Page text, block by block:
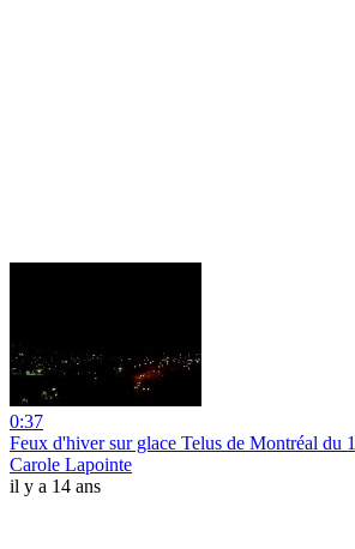
0:37
Feux d'hiver sur glace Telus de Montréal du
Carole Lapointe
il y a 14 ans